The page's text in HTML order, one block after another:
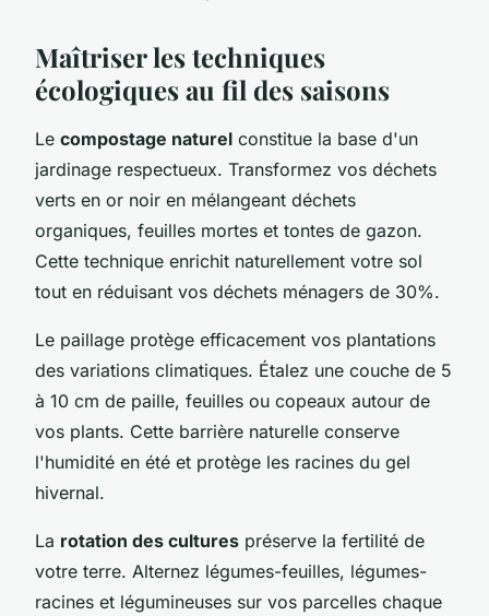
Maîtriser les techniques
écologiques au fil des saisons
Le compostage naturel constitue la base d'un
jardinage respectueux. Transformez vos déchets
verts en or noir en mélangeant déchets
organiques, feuilles mortes et tontes de gazon.
Cette technique enrichit naturellement votre sol
tout en réduisant vos déchets ménagers de 30%.
Le paillage protège efficacement vos plantations
des variations climatiques. Étalez une couche de 5
à 10 cm de paille, feuilles ou copeaux autour de
vos plants. Cette barrière naturelle conserve
l'humidité en été et protège les racines du gel
hivernal.
La rotation des cultures préserve la fertilité de
votre terre. Alternez légumes-feuilles, légumes-
racines et légumineuses sur vos parcelles chaque